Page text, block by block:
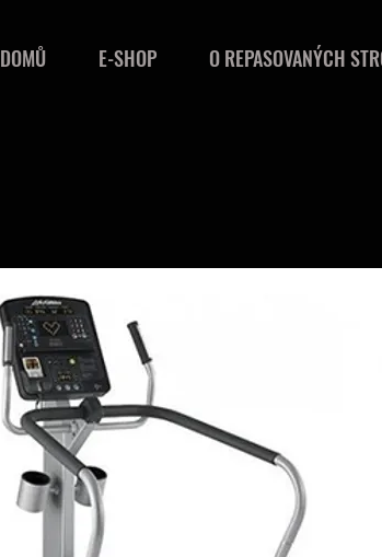
DOMŮ E-SHOP O REPASOVANÝCH